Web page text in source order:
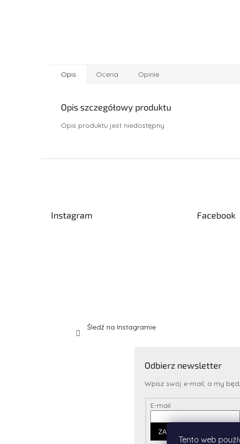
Tento web
Opis Ocena Opinie
Opis szczegółowy produktu
Opis produktu jest niedostępny
Instagram
Śledź na Instagramie
Facebook
Odbierz newsletter
Wpisz swój e-mail, a my
E-mail
ZALOGUJ SIĘ